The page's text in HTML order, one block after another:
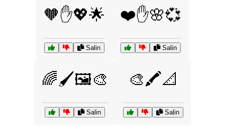
🧡✋💖🌟
Salin
❤️✋🌸💞
Salin
🌈🖌️🖼️🎨
Salin
🎨🖍️📐
Salin